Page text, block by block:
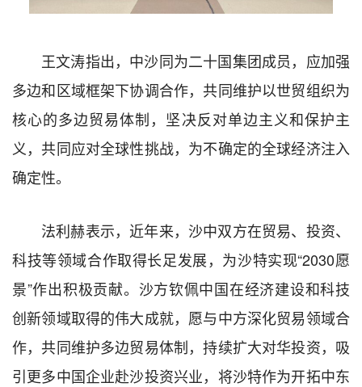
王文涛指出，中沙同为二十国集团成员，应加强
多边和区域框架下协调合作，共同维护以世贸组织为
核心的多边贸易体制，坚决反对单边主义和保护主
义，共同应对全球性挑战，为不确定的全球经济注入
确定性。
法利赫表示，近年来，沙中双方在贸易、投资、
科技等领域合作取得长足发展，为沙特实现“2030愿
景”作出积极贡献。沙方钦佩中国在经济建设和科技
创新领域取得的伟大成就，愿与中方深化贸易领域合
作，共同维护多边贸易体制，持续扩大对华投资，吸
引更多中国企业赴沙投资兴业，将沙特作为开拓中东